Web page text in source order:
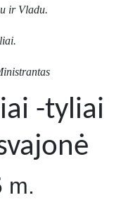
ir Vladu.
-tyliai
m.